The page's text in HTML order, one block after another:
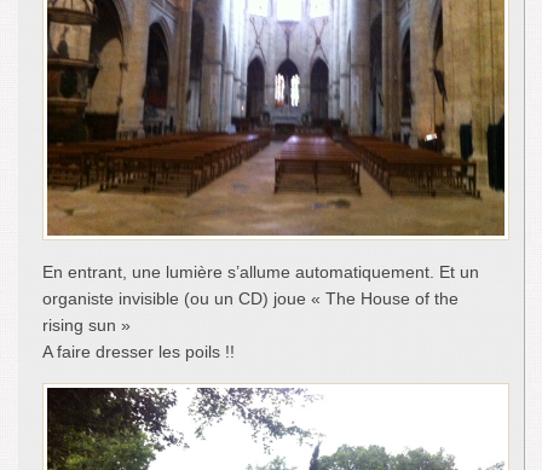
En entrant, une lumière s’allume automatiquement. Et un
organiste invisible (ou un CD) joue « The House of the
rising sun »
A faire dresser les poils !!